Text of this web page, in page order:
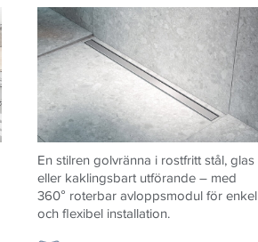
En stilren golvränna i rostfritt stål, glas
eller kaklingsbart utförande – med
360° roterbar avloppsmodul för enkel
och flexibel installation.